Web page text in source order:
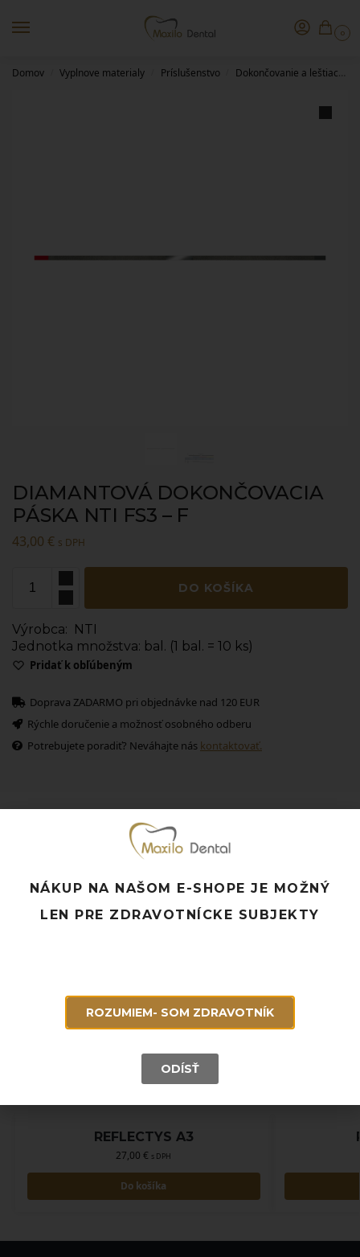
0
Domov Vyplnove materialy Príslušenstvo Dokončovanie a leštiace pomôcky
DIAMANTOVÁ DOKONČOVACIA
PÁSKA NTI FS3 – F
43,00 € s DPH
DO KOŠÍKA
Výrobca: NTI
Jednotka množstva: bal. (1 bal. = 10 ks)
Pridať k obľúbeným
Doprava ZADARMO pri objednávke nad 120 EUR
Rýchle doručenie a možnosť osobného odberu
Potrebujete poradiť? Neváhajte nás kontaktovať.
Súvisiace produkty
REFLECTYS A3
27,00€ s DPH
Do košíka
NÁKUP NA NAŠOM E-SHOPE JE MOŽNÝ
LEN PRE ZDRAVOTNÍCKE SUBJEKTY
ROZUMIEM- SOM ZDRAVOTNÍK
ODÍSŤ